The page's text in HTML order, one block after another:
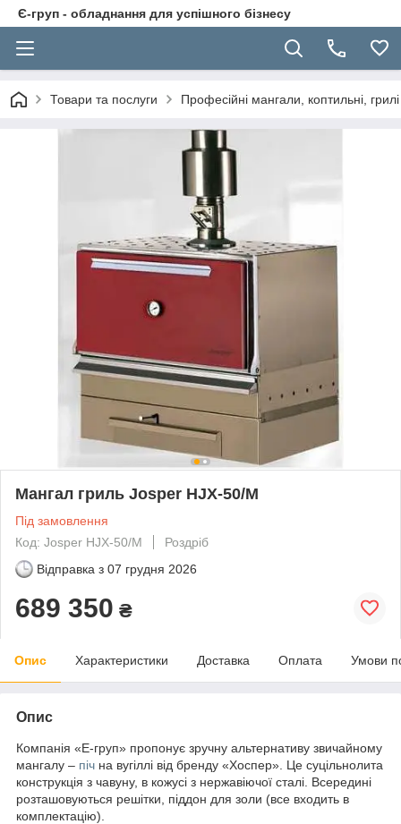
Є-груп - обладнання для успішного бізнесу
Товари та послуги Професійні мангали, коптильні,
Мангал гриль Josper HJX-50/M
Під замовлення
Код: Josper HJX-50/M
Роздріб
Відправка з 07 грудня 2026
689 350 ₴
Опис Характеристики Доставка Оплата Умови
Опис
Компанія «Е-груп» пропонує зручну альтернативу звичайному
мангалу – піч на вугіллі від бренду «Хоспер». Це суцільнолита
конструкція з чавуну, в кожусі з нержавіючої сталі. Всередині
розташовуються решітки, піддон для золи (все входить в
комплектацію).